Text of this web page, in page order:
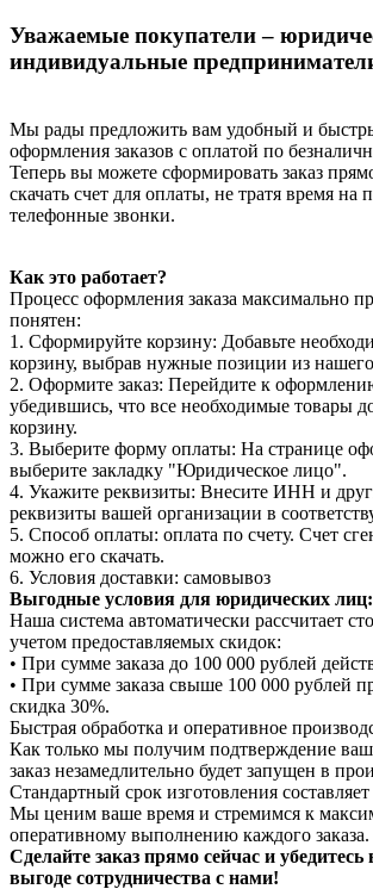
Уважаемые покупатели –
индивидуальные
Мы рады предложить вам удобный и
оформления заказов с оплатой по
Теперь вы можете сформировать заказ
скачать счет для оплаты, не тратя время на
телефонные звонки.
Как это работает?
Процесс оформления заказа максимально
понятен:
1. Сформируйте корзину: Добавьте
корзину, выбрав нужные позиции из нашего
2. Оформите заказ: Перейдите к
убедившись, что все необходимые товары
корзину.
3. Выберите форму оплаты: На странице
выберите закладку "Юридическое лицо".
4. Укажите реквизиты: Внесите ИНН и
реквизиты вашей организации в
5. Способ оплаты: оплата по счету. Счет
можно его скачать.
6. Условия доставки: самовывоз
Выгодные условия для юридических лиц:
Наша система автоматически рассчитает
учетом предоставляемых скидок:
• При сумме заказа до 100 000 рублей
• При сумме заказа свыше 100 000 рублей
скидка 30%.
Быстрая обработка и оперативное
Как только мы получим подтверждение
заказ незамедлительно будет запущен в
Стандартный срок изготовления
Мы ценим ваше время и стремимся к
оперативному выполнению каждого заказа.
Сделайте заказ прямо сейчас и убедитесь
выгоде сотрудничества с нами!